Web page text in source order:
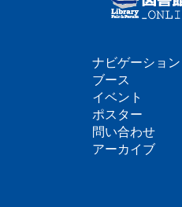
フ
ッ
タ
ナビゲーション
ブース
イベント
ポスター
問い合わせ
アーカイブ